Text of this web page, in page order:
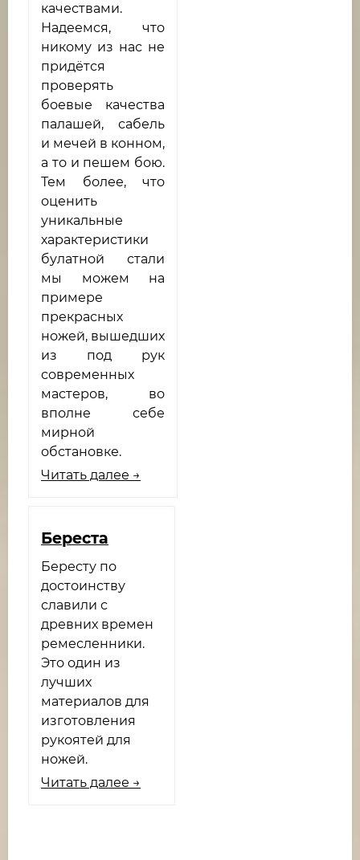
качествами.
Надеемся, что
никому из нас не
придётся
проверять
боевые качества
палашей, сабель
и мечей в конном,
а то и пешем бою.
Тем более, что
оценить
уникальные
характеристики
булатной стали
мы можем на
примере
прекрасных
ножей, вышедших
из под рук
современных
мастеров, во
вполне себе
мирной
обстановке.
Читать далее →
Береста
Бересту по
достоинству
славили с
древних времен
ремесленники.
Это один из
лучших
материалов для
изготовления
рукоятей для
ножей.
Читать далее →